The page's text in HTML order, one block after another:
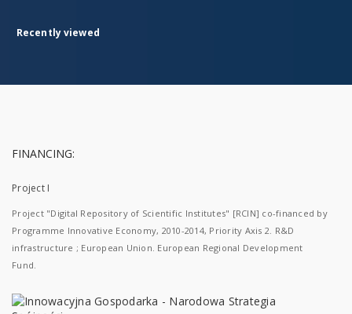
Recently viewed
FINANCING:
Project I
Project "Digital Repository of Scientific Institutes" [RCIN] co-financed by
Programme Innovative Economy, 2010-2014, Priority Axis 2. R&D
infrastructure ; European Union. European Regional Development
Fund.